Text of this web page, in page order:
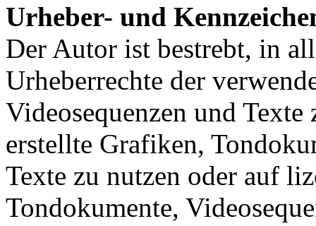
Urheber- und
Der Autor ist bestrebt, in
Urheberrechte der
Videosequenzen und
erstellte Grafiken,
Texte zu nutzen oder auf
Tondokumente,